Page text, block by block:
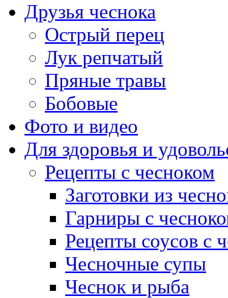
Друзья чеснока
Острый перец
Лук репчатый
Пряные травы
Бобовые
Фото и видео
Для здоровья и
Рецепты с чесноком
Заготовки из
Гарниры с
Рецепты соусов с
Чесночные супы
Чеснок и рыба